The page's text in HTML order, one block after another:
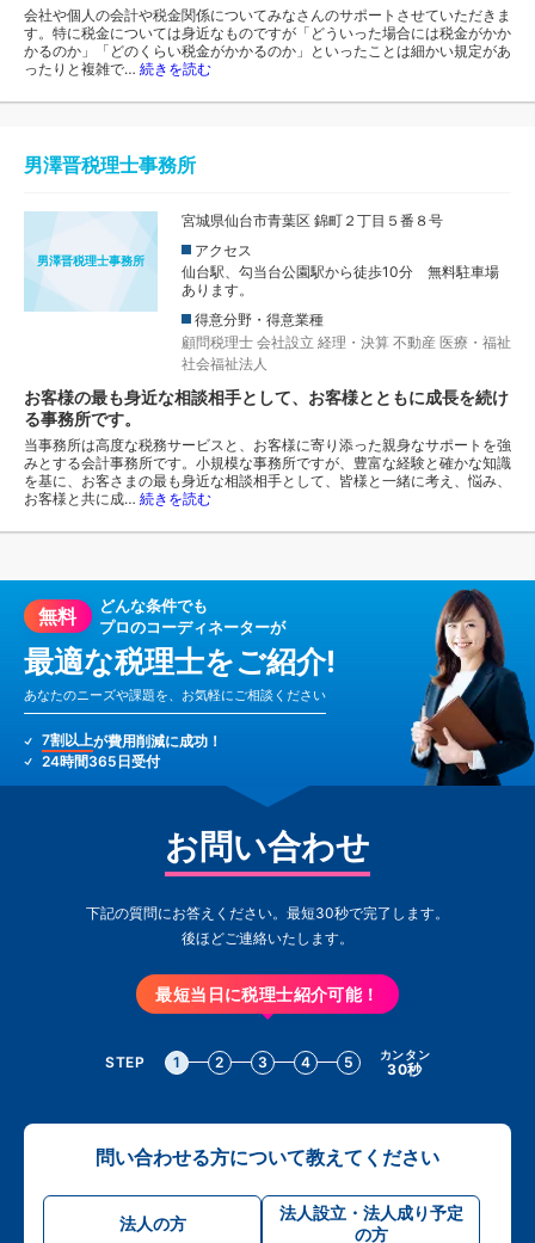
会社や個人の会計や税金関係についてみなさんのサポートさせていただきま
す。特に税金については身近なものですが「どういった場合には税金がかか
かるのか」「どのくらい税金がかかるのか」といったことは細かい規定があ
ったりと複雑で… 続きを読む
男澤晋税理士事務所
男澤晋税理士事務所
宮城県仙台市青葉区 錦町２丁目５番８号
アクセス
仙台駅、勾当台公園駅から徒歩10分 無料駐車場
あります。
得意分野・得意業種
顧問税理士 会社設立 経理・決算 不動産 医療・福祉
社会福祉法人
お客様の最も身近な相談相手として、お客様とともに成長を続け
る事務所です。
当事務所は高度な税務サービスと、お客様に寄り添った親身なサポートを強
みとする会計事務所です。小規模な事務所ですが、豊富な経験と確かな知識
を基に、お客さまの最も身近な相談相手として、皆様と一緒に考え、悩み、
お客様と共に成… 続きを読む
無料
どんな条件でも
プロのコーディネーターが
最適な税理士をご紹介!
あなたのニーズや課題を、お気軽にご相談ください
7割以上が費用削減に成功！
24時間365日受付
お問い合わせ
下記の質問にお答えください。最短30秒で完了します。
後ほどご連絡いたします。
最短当日に税理士紹介可能！
STEP 1 2 3 4 5 カンタン
30秒
問い合わせる方について教えてください
法人の方
法人設立・法人成り予定
の方